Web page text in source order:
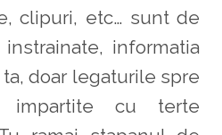
clipuri, etc… sunt de
informatia
doar legaturile spre
impartite cu terte